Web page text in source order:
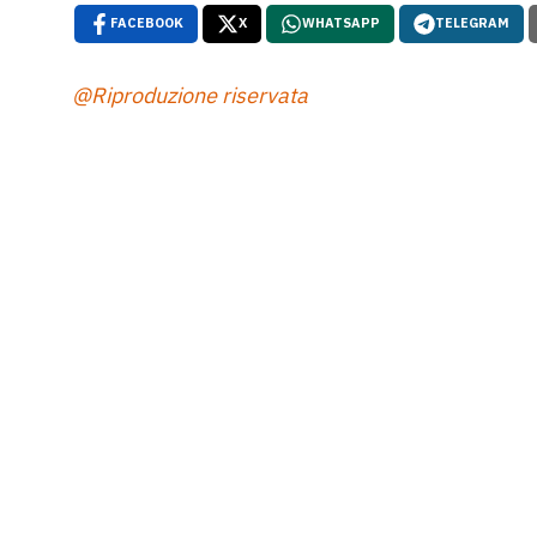
FACEBOOK X WHATSAPP TELEGRAM
@Riproduzione riservata